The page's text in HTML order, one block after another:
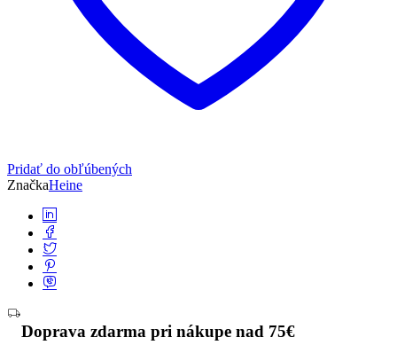
Pridať do obľúbených
ZnačkaHeine
Doprava zdarma pri nákupe nad 75€